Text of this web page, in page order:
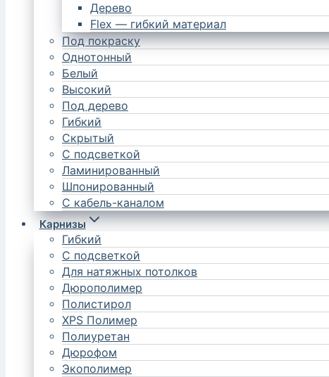
Дерево
Flex — гибкий материал
Под покраску
Однотонный
Белый
Высокий
Под дерево
Гибкий
Скрытый
С подсветкой
Ламинированный
Шпонированный
С кабель-каналом
Карнизы
Гибкий
С подсветкой
Для натяжных потолков
Дюрополимер
Полистирол
XPS Полимер
Полиуретан
Дюрофом
Экополимер